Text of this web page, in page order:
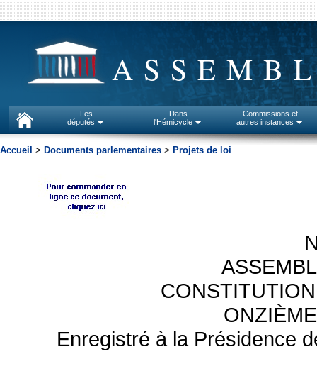
Les
députés
Dans
l'Hémicycle
Commissions et
autres instances
Accueil > Documents parlementaires > Projets de loi
Enregistré à la Présidence